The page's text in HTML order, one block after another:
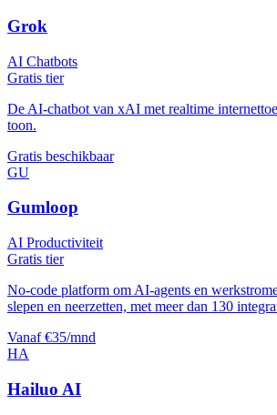
Grok
AI Chatbots
Gratis tier
De AI-chatbot van xAI met realtime
toon.
Gratis beschikbaar
GU
Gumloop
AI Productiviteit
Gratis tier
No-code platform om AI-agents en
slepen en neerzetten, met meer dan 130
Vanaf €35/mnd
HA
Hailuo AI